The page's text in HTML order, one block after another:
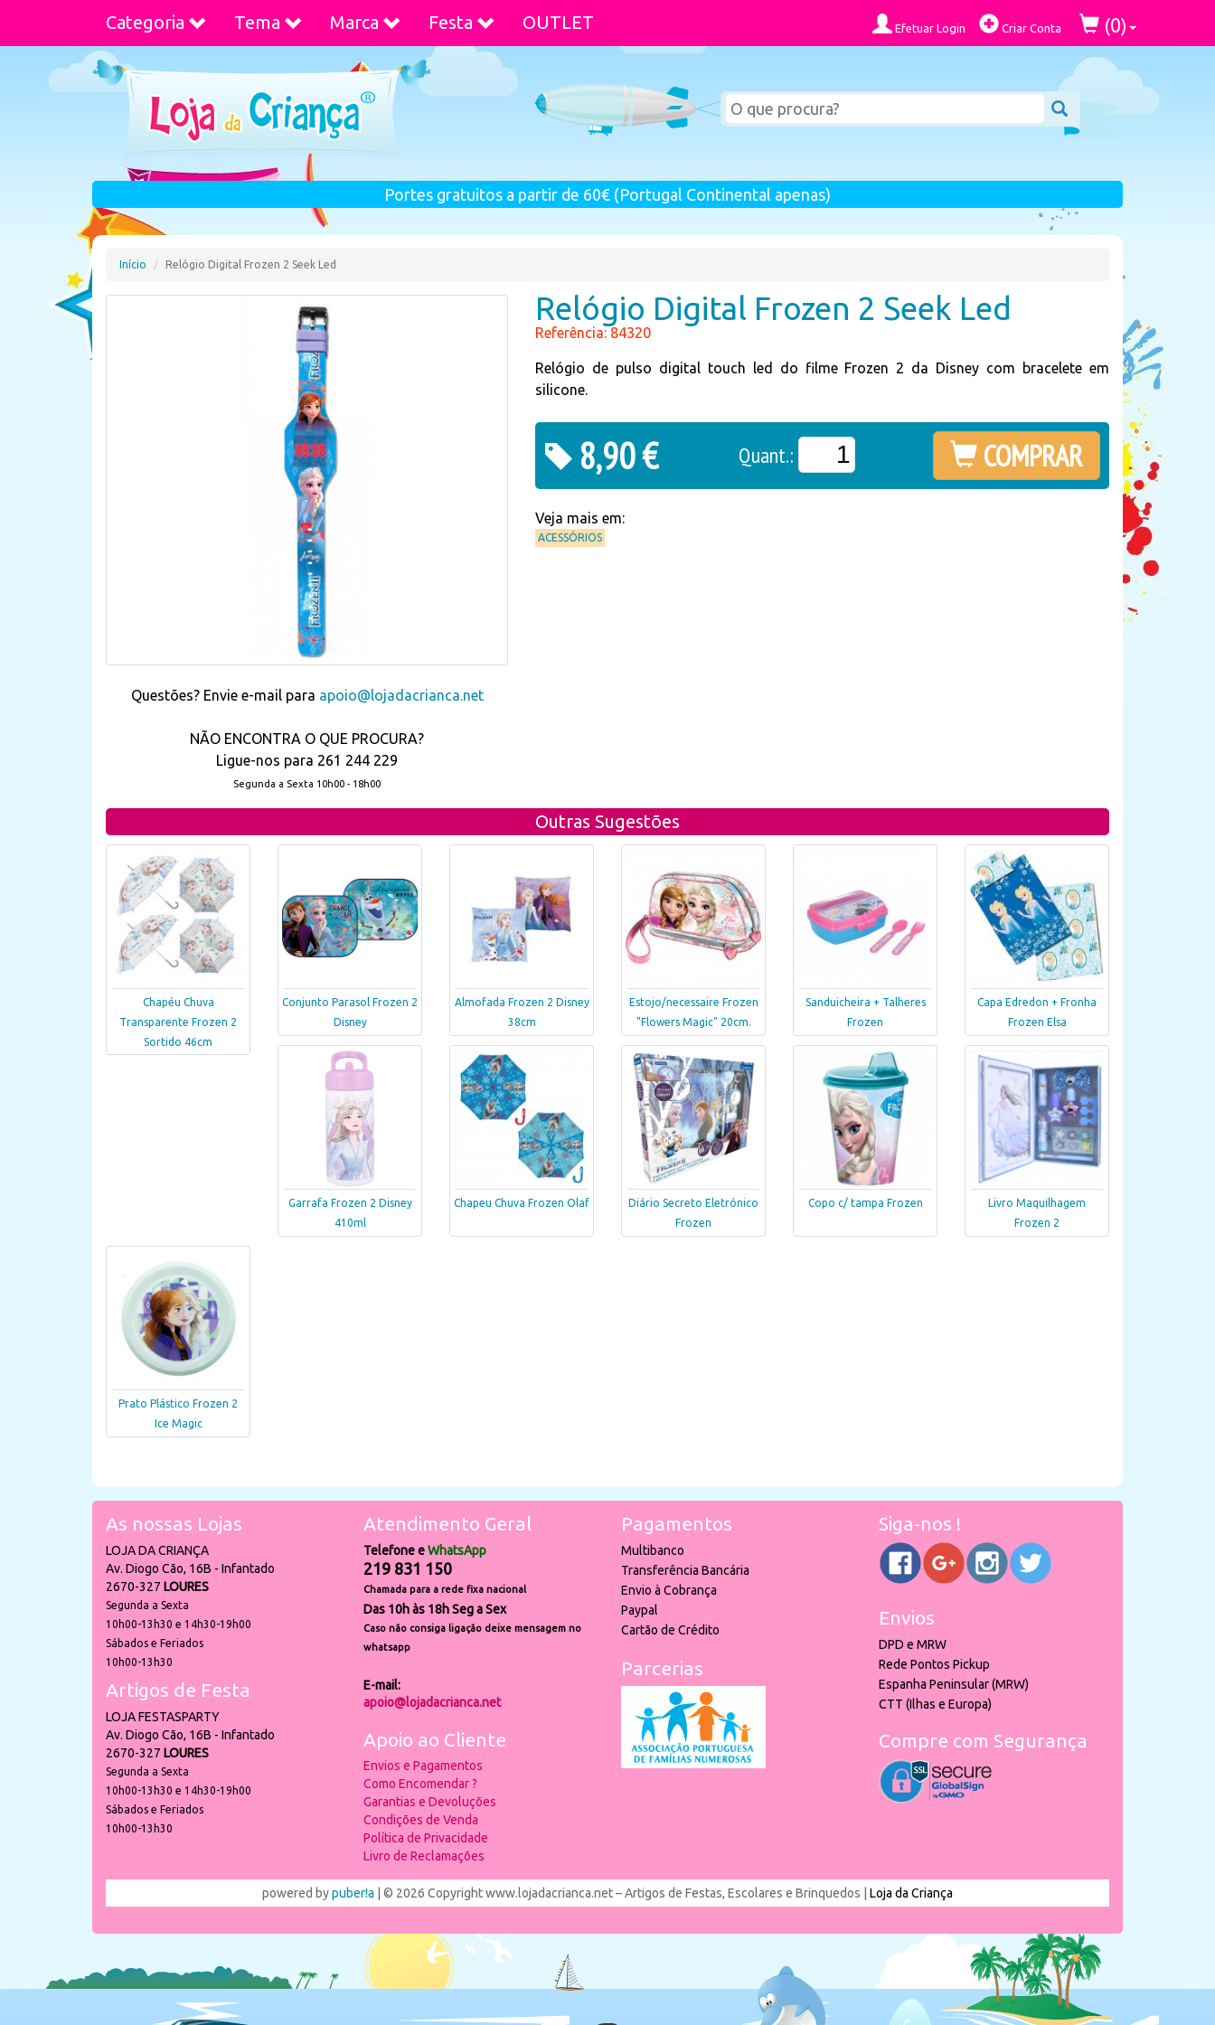
Categoria Tema Marca Festa OUTLET Efetuar Login Criar Conta (0)
Portes gratuitos a partir de 60€ (Portugal Continental apenas)
Início Relógio Digital Frozen 2 Seek Led
Questões? Envie e-mail para apoio@lojadacrianca.net
NÃO ENCONTRA O QUE PROCURA?
Ligue-nos para 261 244 229
Segunda a Sexta 10h00 - 18h00
Relógio Digital Frozen 2 Seek Led
Referência: 84320
Relógio de pulso digital touch led do filme Frozen 2 da Disney com bracelete em
silicone.
8,90 € Quant.: COMPRAR
Veja mais em:
ACESSÓRIOS
Outras Sugestões
Chapéu Chuva
Transparente Frozen 2
Sortido 46cm
Conjunto Parasol Frozen 2
Disney
Almofada Frozen 2 Disney
38cm
Estojo/necessaire Frozen
"Flowers Magic" 20cm.
Sanduicheira + Talheres
Frozen
Capa Edredon + Fronha
Frozen Elsa
Garrafa Frozen 2 Disney
410ml
Chapeu Chuva Frozen Olaf
Diário Secreto Eletrónico
Frozen
Copo c/ tampa Frozen
Livro Maquilhagem
Frozen 2
Prato Plástico Frozen 2
Ice Magic
As nossas Lojas
LOJA DA CRIANÇA
Av. Diogo Cão, 16B - Infantado
2670-327 LOURES
Segunda a Sexta
10h00-13h30 e 14h30-19h00
Sábados e Feriados
10h00-13h30
Artigos de Festa
LOJA FESTASPARTY
Av. Diogo Cão, 16B - Infantado
2670-327 LOURES
Segunda a Sexta
10h00-13h30 e 14h30-19h00
Sábados e Feriados
10h00-13h30
Atendimento Geral
Telefone eWhatsApp
219 831 150
Chamada para a rede fixa nacional
Das 10h às 18h Seg a Sex
Caso não consiga ligação deixe mensagem no
whatsapp
E-mail:
apoio@lojadacrianca.net
Apoio ao Cliente
Envios e Pagamentos
Como Encomendar ?
Garantias e Devoluções
Condições de Venda
Política de Privacidade
Livro de Reclamações
Pagamentos
Multibanco
Transferência Bancária
Envio à Cobrança
Paypal
Cartão de Crédito
Parcerias
Siga-nos !
Envios
DPD e MRW
Rede Pontos Pickup
Espanha Peninsular (MRW)
CTT (Ilhas e Europa)
Compre com Segurança
powered bypuber!a | © 2026 Copyright www.lojadacrianca.net – Artigos de Festas, Escolares e Brinquedos | Loja da Criança